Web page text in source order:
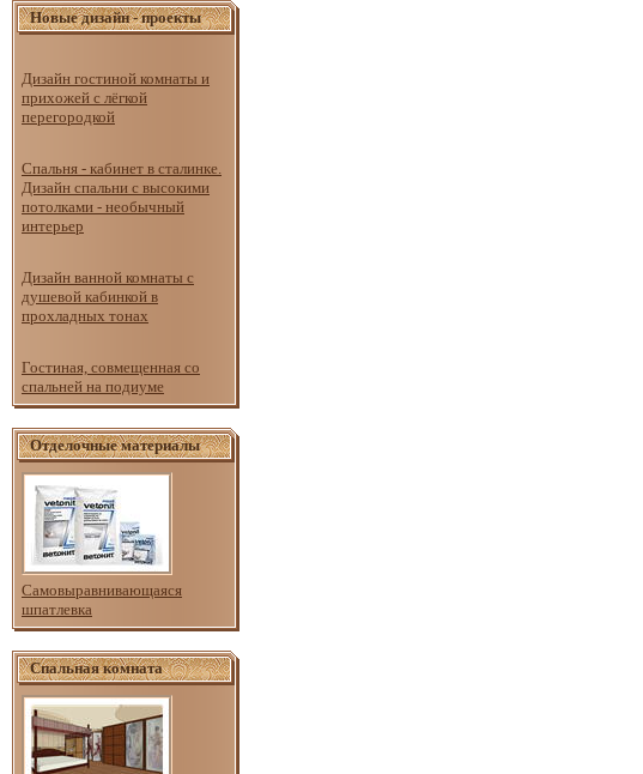
Новые дизайн - проекты
Дизайн гостиной комнаты и
прихожей с лёгкой
перегородкой
Спальня - кабинет в сталинке.
Дизайн спальни с высокими
потолками - необычный
интерьер
Дизайн ванной комнаты с
душевой кабинкой в
прохладных тонах
Гостиная, совмещенная со
спальней на подиуме
Отделочные материалы
Самовыравнивающаяся
шпатлевка
Спальная комната